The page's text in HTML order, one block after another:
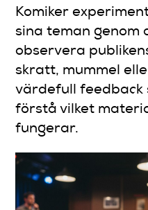
Komiker
sina teman genom
observera
skratt, mummel
värdefull feedback
förstå vilket
fungerar.